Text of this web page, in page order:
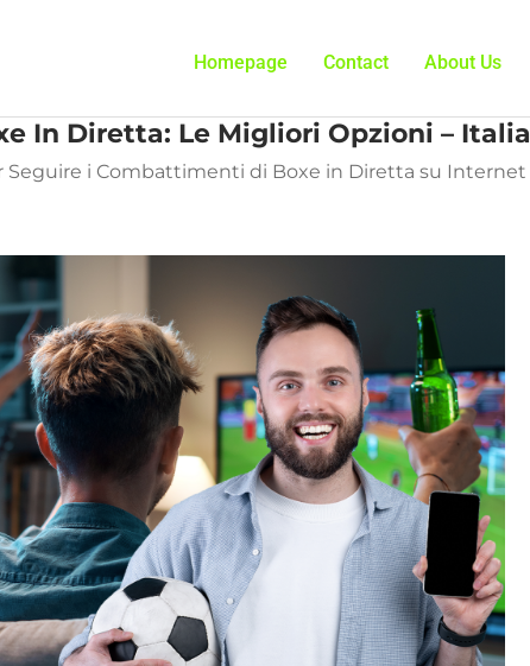
Homepage Contact About Us
In Diretta: Le Migliori Opzioni – Italia
Seguire i Combattimenti di Boxe in Diretta su Internet